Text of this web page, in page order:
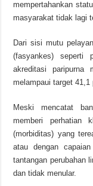
mempertahankan
masyarakat tidak lagi
Dari sisi mutu
(fasyankes) seperti
akreditasi paripurna
melampaui target 41,1
Meski mencatat
memberi perhatian
(morbiditas) yang
atau dengan
tantangan perubahan
dan tidak menular.